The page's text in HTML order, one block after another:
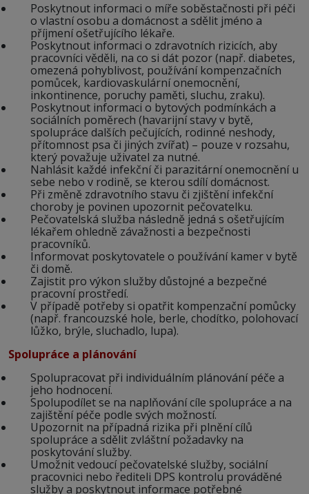
Poskytnout informaci o míře soběstačnosti při péči
o vlastní osobu a domácnost a sdělit jméno a
příjmení ošetřujícího lékaře.
Poskytnout informaci o zdravotních rizicích, aby
pracovníci věděli, na co si dát pozor (např. diabetes,
omezená pohyblivost, používání kompenzačních
pomůcek, kardiovaskulární onemocnění,
inkontinence, poruchy paměti, sluchu, zraku).
Poskytnout informaci o bytových podmínkách a
sociálních poměrech (havarijní stavy v bytě,
spolupráce dalších pečujících, rodinné neshody,
přítomnost psa či jiných zvířat) – pouze v rozsahu,
který považuje uživatel za nutné.
Nahlásit každé infekční či parazitární onemocnění u
sebe nebo v rodině, se kterou sdílí domácnost.
Při změně zdravotního stavu či zjištění infekční
choroby je povinen upozornit pečovatelku.
Pečovatelská služba následně jedná s ošetřujícím
lékařem ohledně závažnosti a bezpečnosti
pracovníků.
Informovat poskytovatele o používání kamer v bytě
či domě.
Zajistit pro výkon služby důstojné a bezpečné
pracovní prostředí.
V případě potřeby si opatřit kompenzační pomůcky
(např. francouzské hole, berle, chodítko, polohovací
lůžko, brýle, sluchadlo, lupa).
Spolupráce a plánování
Spolupracovat při individuálním plánování péče a
jeho hodnocení.
Spolupodílet se na naplňování cíle spolupráce a na
zajištění péče podle svých možností.
Upozornit na případná rizika při plnění cílů
spolupráce a sdělit zvláštní požadavky na
poskytování služby.
Umožnit vedoucí pečovatelské služby, sociální
pracovnici nebo řediteli DPS kontrolu prováděné
služby a poskytnout informace potřebné